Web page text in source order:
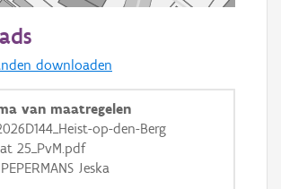
Vlaanderen
−
downloaden
van maatregelen
op-den-Berg
25_PvM.pdf
Jeska